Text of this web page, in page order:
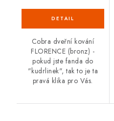
Cobra dveřní kování
FLORENCE (bronz) -
pokud jste fanda do
"kudrlinek", tak to je ta
pravá klika pro Vás.